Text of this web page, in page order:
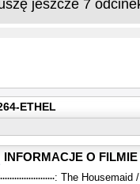
ETHEL
INFORMACJE O FILMIE
: The Housemaid